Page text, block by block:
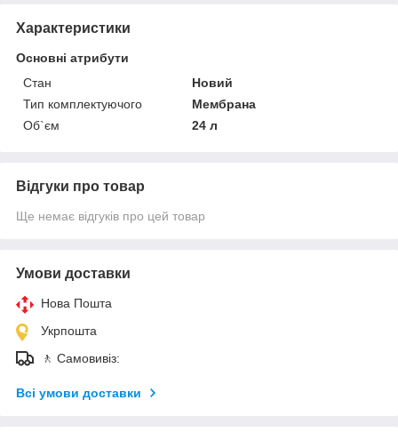
Характеристики
Основні атрибути
Стан
Новий
Тип комплектуючого
Мембрана
Об`єм
24 л
Відгуки про товар
Ще немає відгуків про цей товар
Умови доставки
Нова Пошта
Укрпошта
🚶 Самовивіз:
Всі умови доставки